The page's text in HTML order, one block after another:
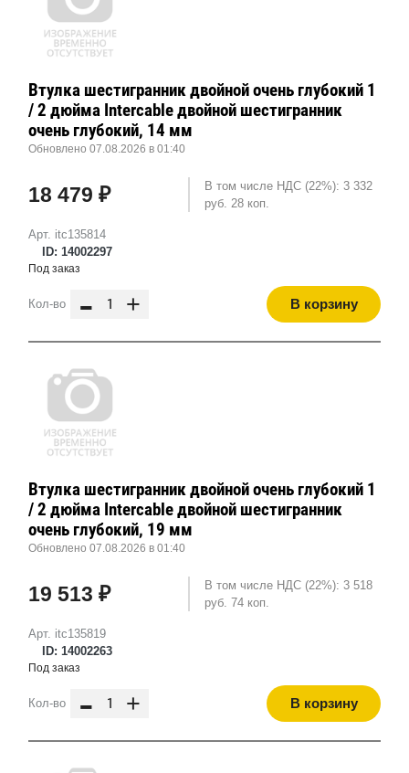
Арт. itc135814
ID: 14002297
Втулка шестигранник двойной очень глубокий 1
/ 2 дюйма Intercable двойной шестигранник
очень глубокий, 14 мм
Обновлено 07.08.2026 в 01:40
18 479 ₽
В том числе НДС (22%): 3 332
руб. 28 коп.
Под заказ
Кол-во - + В корзину
Арт. itc135819
ID: 14002263
Втулка шестигранник двойной очень глубокий 1
/ 2 дюйма Intercable двойной шестигранник
очень глубокий, 19 мм
Обновлено 07.08.2026 в 01:40
19 513 ₽
В том числе НДС (22%): 3 518
руб. 74 коп.
Под заказ
Кол-во - + В корзину